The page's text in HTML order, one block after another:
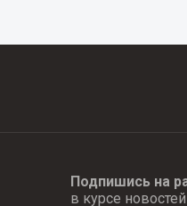
Подпишись на
в курсе